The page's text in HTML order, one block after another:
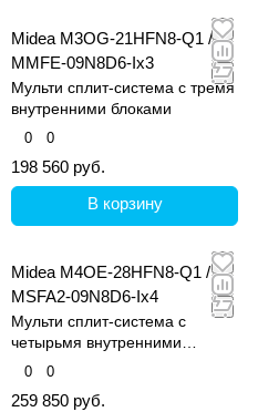
Midea M3OG-21HFN8-Q1 /
MMFE-09N8D6-Ix3
Мульти сплит-система с тремя
внутренними блоками
0 0
198 560 руб.
В корзину
Midea M4OE-28HFN8-Q1 /
MSFA2-09N8D6-Ix4
Мульти сплит-система с
четырьмя внутренними
блоками
0 0
259 850 руб.